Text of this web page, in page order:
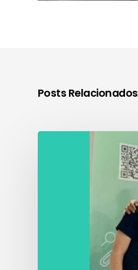
Posts Relacionados